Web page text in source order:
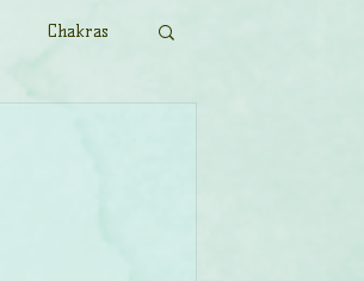
Chakras